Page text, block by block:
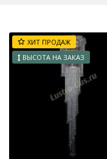
ХИТ ПРОДАЖ
ВЫСОТА НА ЗАКАЗ